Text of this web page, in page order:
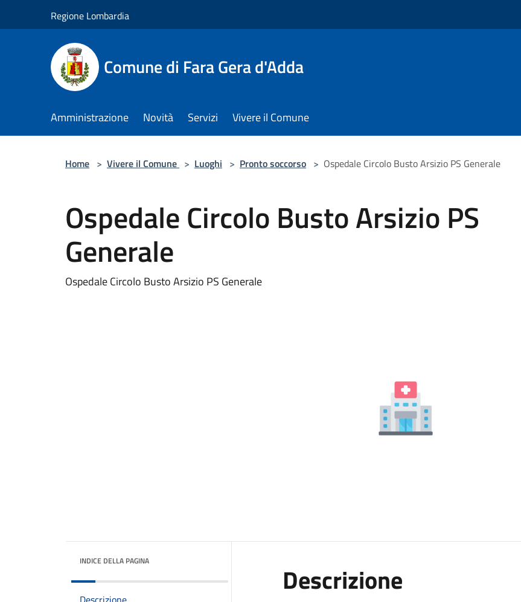
Regione Lombardia
Comune di Fara Gera d'Adda
Amministrazione Novità Servizi Vivere il Comune
Home > Vivere il Comune > Luoghi > Pronto soccorso > Ospedale Circolo Busto Arsizio PS Generale
Ospedale Circolo Busto Arsizio PS
Generale
Ospedale Circolo Busto Arsizio PS Generale
INDICE DELLA PAGINA
Descrizione